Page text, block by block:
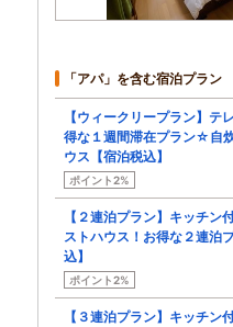
「アパ」を含む宿泊プラン
【ウィークリープラン】テ
得な１週間滞在プラン☆自
ウス【宿泊税込】
ポイント2%
【２連泊プラン】キッチン
ストハウス！お得な２連泊
込】
ポイント2%
【３連泊プラン】キッチン